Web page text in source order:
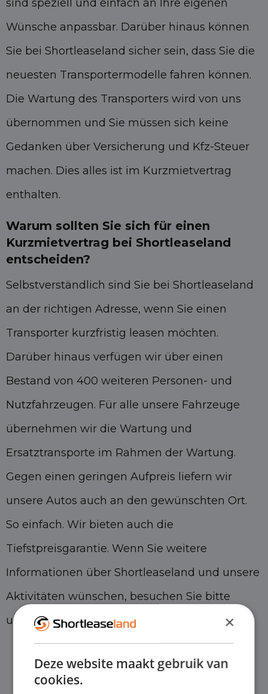
sind speziell und einfach an Ihre eigenen
Wünsche anpassbar. Darüber hinaus können
Sie bei Shortleaseland sicher sein, dass Sie die
neuesten Transportermodelle fahren können.
Die Wartung des Transporters wird von uns
übernommen und Sie müssen sich keine
Gedanken über Versicherung und Kfz-Steuer
machen. Dies alles ist im Kurzmietvertrag
enthalten.
Warum sollten Sie sich für einen
Kurzmietvertrag bei Shortleaseland
entscheiden?
Selbstverständlich sind Sie bei Shortleaseland
an der richtigen Adresse, wenn Sie einen
Transporter kurzfristig leasen möchten.
Darüber hinaus verfügen wir über einen
Bestand von 400 weiteren Personen- und
Nutzfahrzeugen. Für alle unsere Fahrzeuge
übernehmen wir die Wartung und
Ersatztransporte im Rahmen der Wartung.
Gegen einen geringen Aufpreis liefern wir
unsere Autos auch an den gewünschten Ort.
So einfach. Wir bieten auch die
Tiefstpreisgarantie. Wenn Sie weitere
Informationen über Shortleaseland und unsere
Aktivitäten wünschen, besuchen Sie bitte
unsere WebsiteÜber uns Seite
Am meisten ausgewählt
×
Deze website maakt gebruik van
cookies.